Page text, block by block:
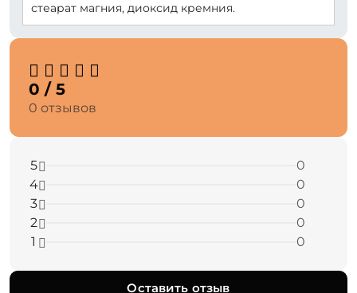
стеарат магния, диоксид кремния.
0 / 5
0 отзывов
5
0
4
0
3
0
2
0
1
0
Оставить отзыв